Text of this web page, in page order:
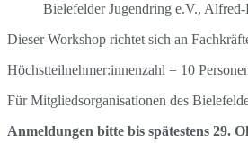
Bielefelder Jugendring e.V.,
Dieser Workshop richtet sich an
Höchstteilnehmer:innenzahl = 10
Für Mitgliedsorganisationen des
Anmeldungen bitte bis spätestens 29.